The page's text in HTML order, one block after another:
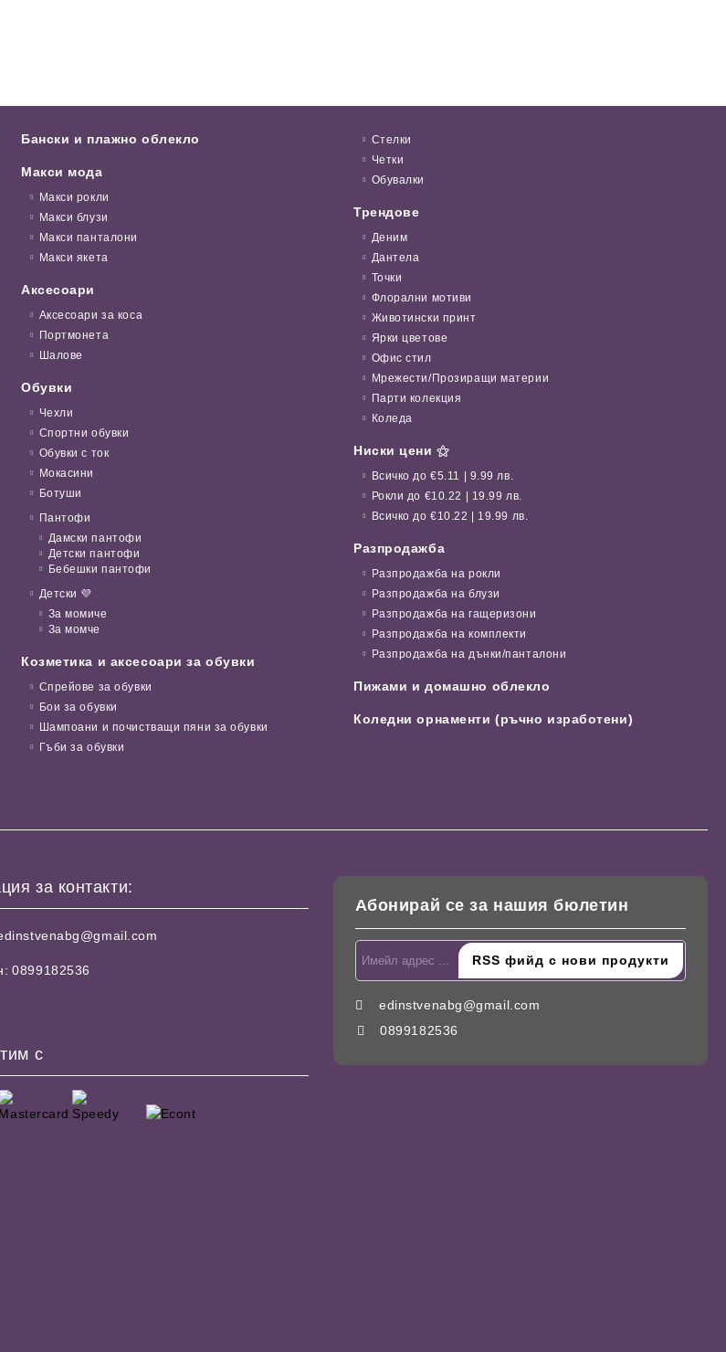
Бански и плажно облекло
Макси мода
Макси рокли
Макси блузи
Макси панталони
Макси якета
Аксесоари
Аксесоари за коса
Портмонета
Шалове
Обувки
Чехли
Спортни обувки
Обувки с ток
Мокасини
Ботуши
Пантофи
Дамски пантофи
Детски пантофи
Бебешки пантофи
Детски 💜
За момиче
За момче
Козметика и аксесоари за обувки
Спрейове за обувки
Бои за обувки
Шампоани и почистващи пяни за обувки
Гъби за обувки
Стелки
Четки
Обувалки
Трендове
Деним
Дантела
Точки
Флорални мотиви
Животински принт
Ярки цветове
Офис стил
Мрежести/Прозиращи материи
Парти колекция
Коледа
Ниски цени ⚝
Всичко до €5.11 | 9.99 лв.
Рокли до €10.22 | 19.99 лв.
Всичко до €10.22 | 19.99 лв.
Разпродажба
Разпродажба на рокли
Разпродажба на блузи
Разпродажба на гащеризони
Разпродажба на комплекти
Разпродажба на дънки/панталони
Пижами и домашно облекло
Коледни орнаменти (ръчно изработени)
за контакти:
0899182536
с
Абонирай се за нашия бюлетин
edinstvenabg@gmail.com
0899182536